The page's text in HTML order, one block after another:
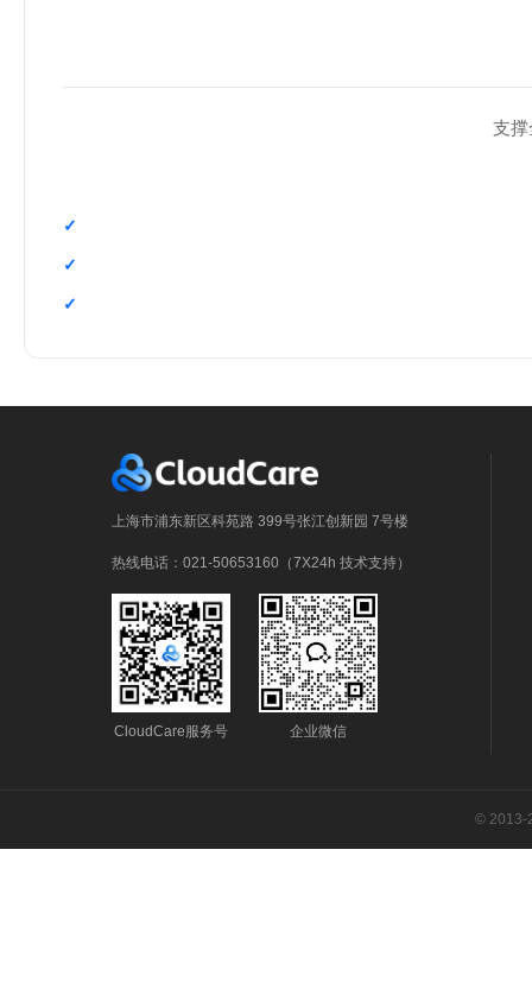
支
上海市浦东新区科苑路 399号张江创新园 7号楼
热线电话：021-50653160（7X24h 技术支持）
CloudCare服务号 企业微信
© 2013-